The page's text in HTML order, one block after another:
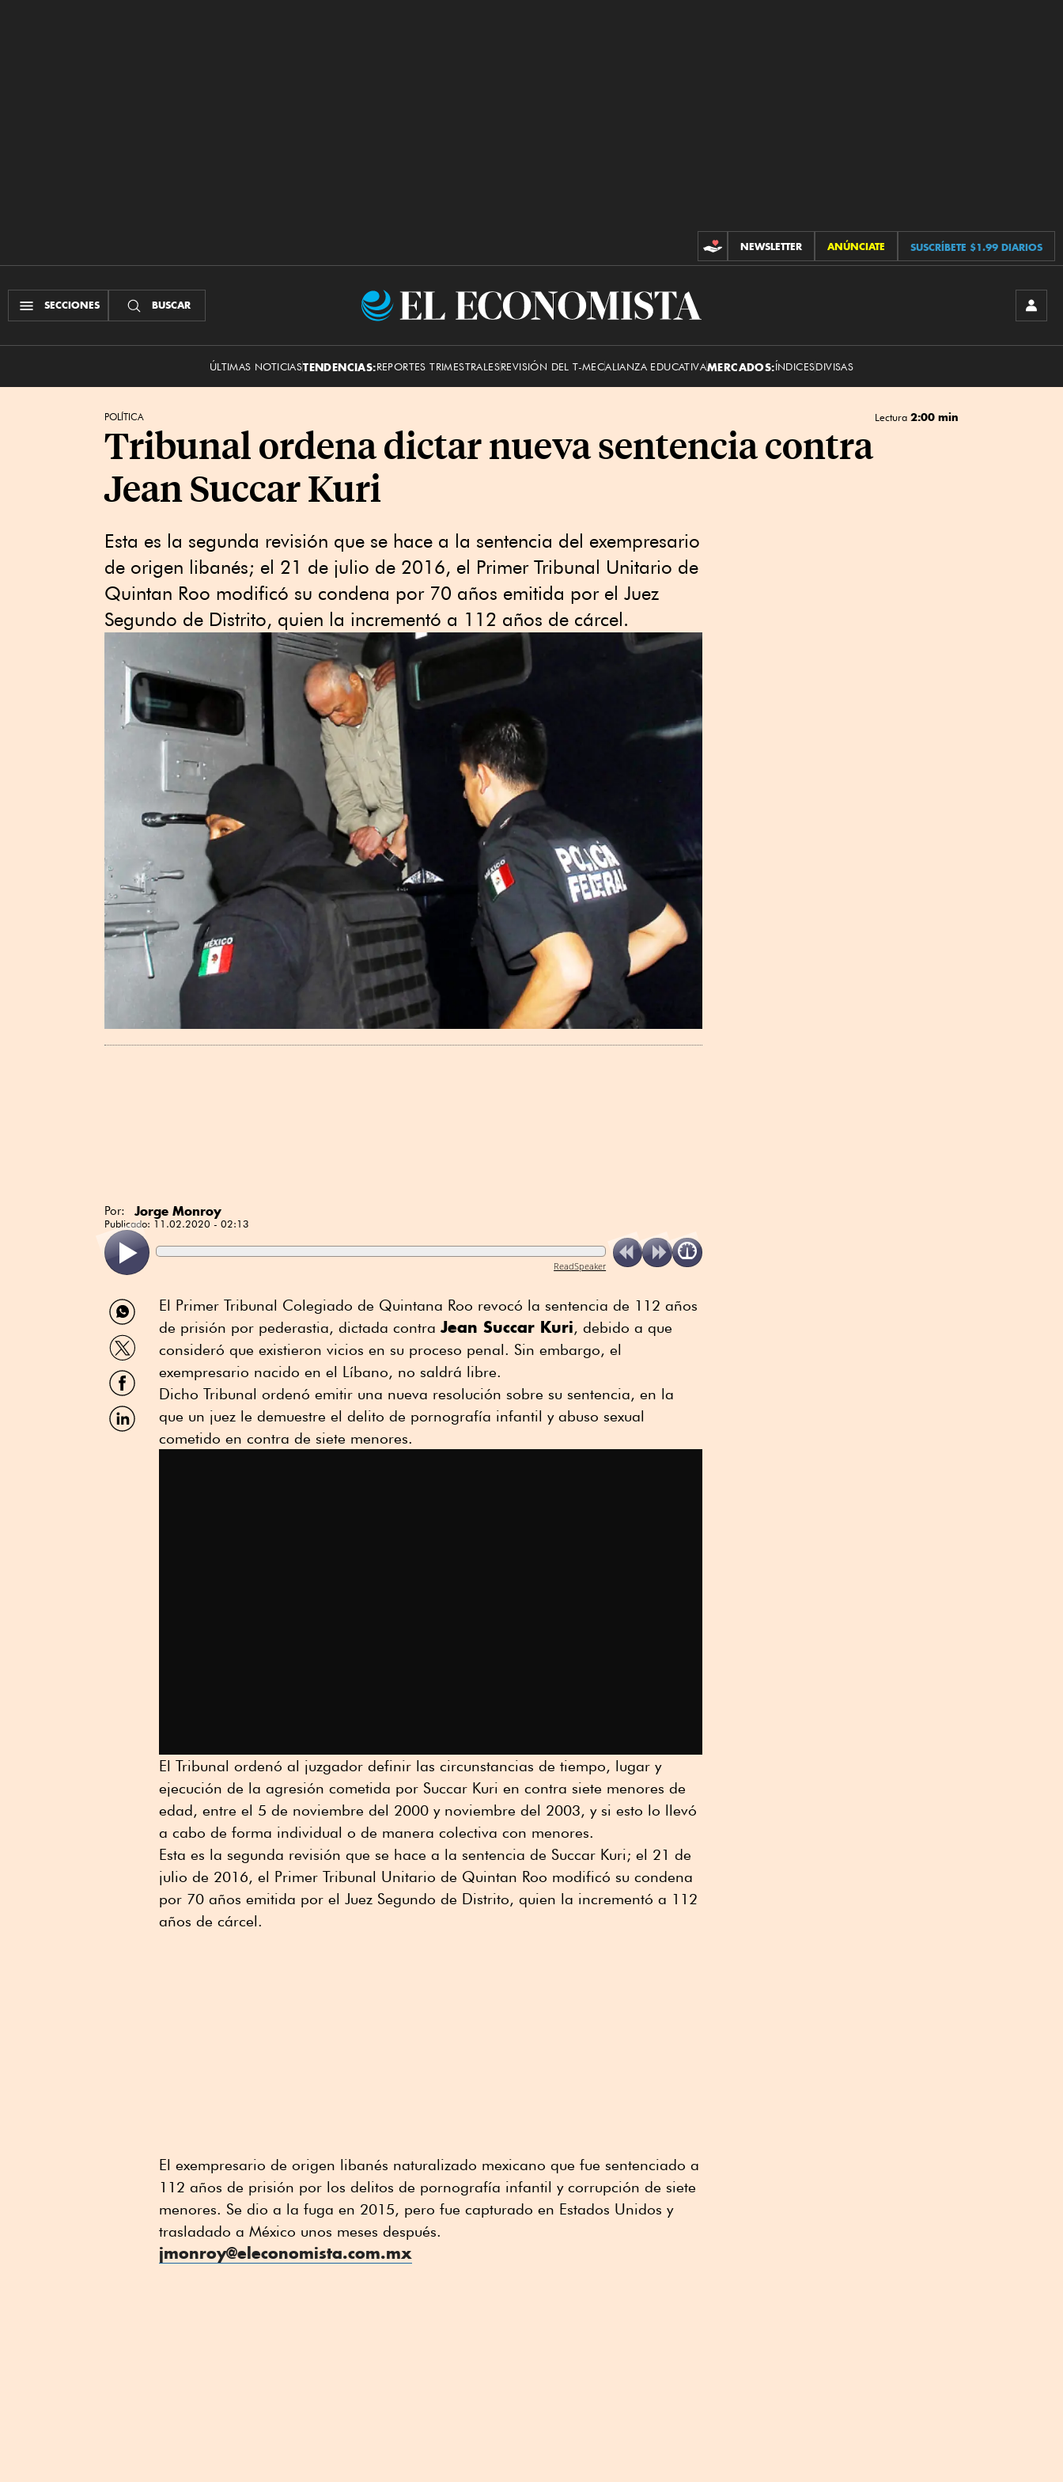
CONTRIBUCIONES
NEWSLETTER ANÚNCIATE SUSCRÍBETE $1.99 DIARIOS
SECCIONES BUSCAR
El
ÚLTIMAS NOTICIASTENDENCIAS:REPORTES TRIMESTRALESREVISIÓN DEL T-MECALIANZA EDUCATIVAMERCADOS:ÍNDICESDIVISAS
POLÍTICA Lectura 2:00 min
Tribunal ordena dictar nueva sentencia contra
Jean Succar Kuri
Esta es la segunda revisión que se hace a la sentencia del exempresario
de origen libanés; el 21 de julio de 2016, el Primer Tribunal Unitario de
Quintan Roo modificó su condena por 70 años emitida por el Juez
Segundo de Distrito, quien la incrementó a 112 años de cárcel.
Por: Jorge Monroy
Publicado: 11.02.2020 - 02:13
ReadSpeaker
Compartir
por
WhatsApp
Compartir
por
Twitter
Compartir
por
Facebook
Compartir
por
El Primer Tribunal Colegiado de Quintana Roo revocó la sentencia de 112 años
de prisión por pederastia, dictada contra Jean Succar Kuri, debido a que
consideró que existieron vicios en su proceso penal. Sin embargo, el
exempresario nacido en el Líbano, no saldrá libre.
Dicho Tribunal ordenó emitir una nueva resolución sobre su sentencia, en la
que un juez le demuestre el delito de pornografía infantil y abuso sexual
cometido en contra de siete menores.
El Tribunal ordenó al juzgador definir las circunstancias de tiempo, lugar y
ejecución de la agresión cometida por Succar Kuri en contra siete menores de
edad, entre el 5 de noviembre del 2000 y noviembre del 2003, y si esto lo llevó
a cabo de forma individual o de manera colectiva con menores.
Esta es la segunda revisión que se hace a la sentencia de Succar Kuri; el 21 de
julio de 2016, el Primer Tribunal Unitario de Quintan Roo modificó su condena
por 70 años emitida por el Juez Segundo de Distrito, quien la incrementó a 112
años de cárcel.
El exempresario de origen libanés naturalizado mexicano que fue sentenciado a
112 años de prisión por los delitos de pornografía infantil y corrupción de siete
menores. Se dio a la fuga en 2015, pero fue capturado en Estados Unidos y
trasladado a México unos meses después.
jmonroy@eleconomista.com.mx